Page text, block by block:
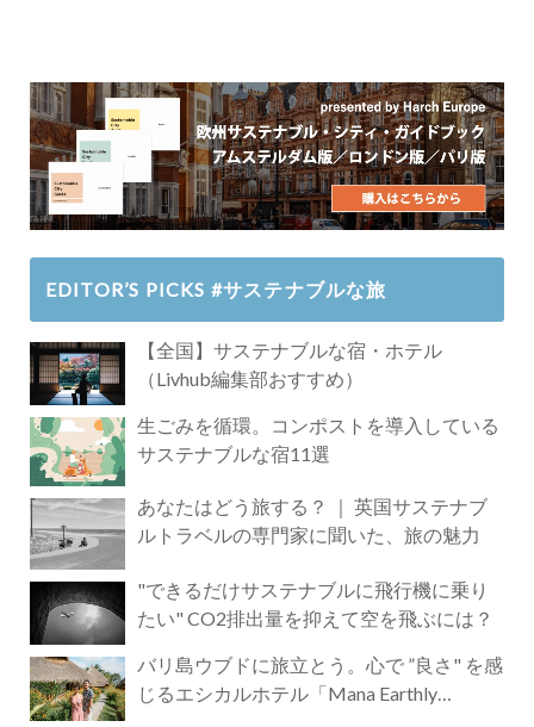
EDITOR’S PICKS #サステナブルな旅
【全国】サステナブルな宿・ホテル
（Livhub編集部おすすめ）
生ごみを循環。コンポストを導入している
サステナブルな宿11選
あなたはどう旅する？ ｜ 英国サステナブ
ルトラベルの専門家に聞いた、旅の魅力
"できるだけサステナブルに飛行機に乗り
たい" CO2排出量を抑えて空を飛ぶには？
バリ島ウブドに旅立とう。心で ”良さ" を感
じるエシカルホテル「Mana Earthly